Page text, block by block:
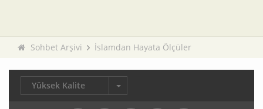
Sohbet Arşivi İslamdan Hayata Ölçüler
Yüksek Kalite